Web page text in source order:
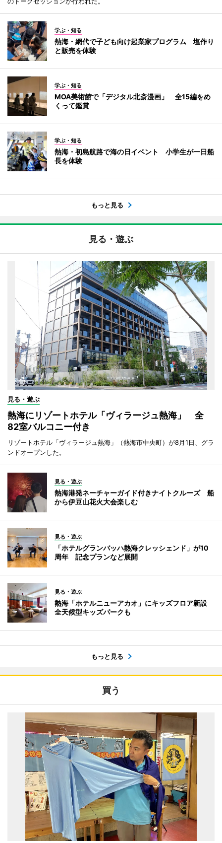
学ぶ・知る
熱海・網代で子ども向け起業家プログラム 塩作り
と販売を体験
学ぶ・知る
MOA美術館で「デジタル北斎漫画」 全15編をめ
くって鑑賞
学ぶ・知る
熱海・初島航路で海の日イベント 小学生が一日船
長を体験
もっと見る
見る・遊ぶ
見る・遊ぶ
熱海にリゾートホテル「ヴィラージュ熱海」 全
82室バルコニー付き
リゾートホテル「ヴィラージュ熱海」（熱海市中央町）が8月1日、グラ
ンドオープンした。
見る・遊ぶ
熱海港発ネーチャーガイド付きナイトクルーズ 船
から伊豆山花火大会楽しむ
見る・遊ぶ
「ホテルグランバッハ熱海クレッシェンド」が10
周年 記念プランなど展開
見る・遊ぶ
熱海「ホテルニューアカオ」にキッズフロア新設
全天候型キッズパークも
もっと見る
買う